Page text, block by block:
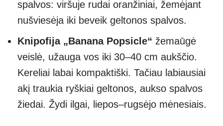
spalvos: viršuje rudai oranžiniai, žemėjant
nušviesėja iki beveik geltonos spalvos.
Knipofija „Banana Popsicle“ žemaūgė
veislė, užauga vos iki 30–40 cm aukščio.
Kereliai labai kompaktiški. Tačiau labiausiai
akį traukia ryškiai geltonos, aukso spalvos
žiedai. Žydi ilgai, liepos–rugsėjo mėnesiais.